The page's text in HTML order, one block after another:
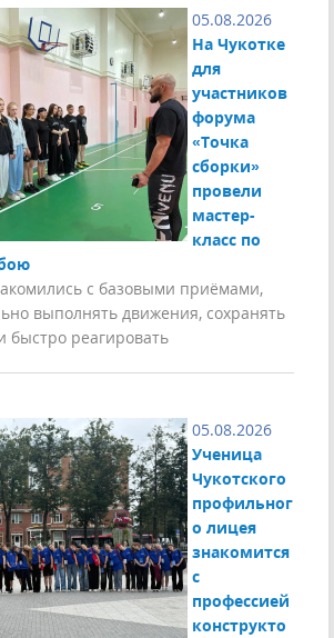
05.08.2026
На Чукотке
для
участников
форума
«Точка
сборки»
провели
мастер-
класс по
с базовыми приёмами,
выполнять движения, сохранять
быстро реагировать
05.08.2026
Ученица
Чукотского
профильног
о лицея
знакомится
с
профессией
конструкто